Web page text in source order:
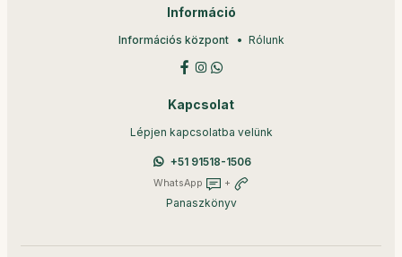
Információ
Információs központ Rólunk
Kapcsolat
Lépjen kapcsolatba velünk
+51 91518-1506
WhatsApp +
Panaszkönyv